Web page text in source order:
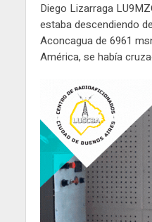
Diego Lizarraga
estaba descendiendo
Aconcagua de 6961
América, se había